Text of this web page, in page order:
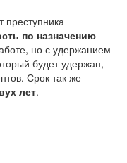
преступника
по назначению
но с удержанием
будет удержан,
Срок так же
лет.